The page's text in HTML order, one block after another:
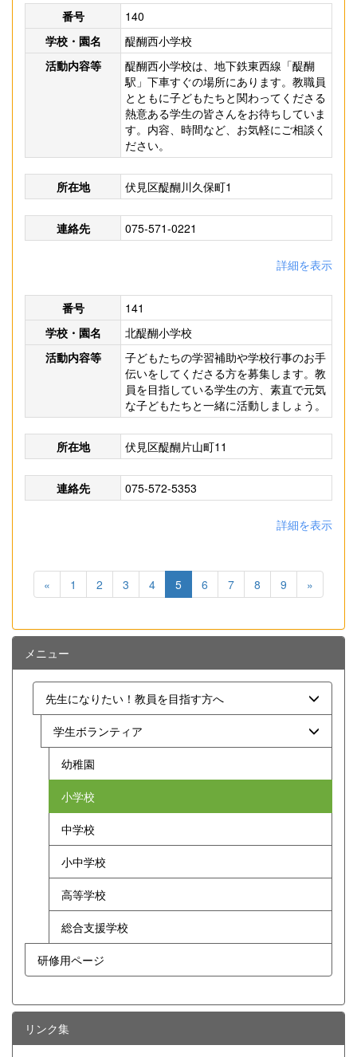
番号
140
学校・園名
醍醐西小学校
活動内容等
醍醐西小学校は、地下鉄東西線「醍醐
駅」下車すぐの場所にあります。教職員
とともに子どもたちと関わってくださる
熱意ある学生の皆さんをお待ちしていま
す。内容、時間など、お気軽にご相談く
ださい。
所在地 伏見区醍醐川久保町1
連絡先 075-571-0221
詳細を表示
番号
141
学校・園名
北醍醐小学校
活動内容等
子どもたちの学習補助や学校行事のお手
伝いをしてくださる方を募集します。教
員を目指している学生の方、素直で元気
な子どもたちと一緒に活動しましょう。
所在地 伏見区醍醐片山町11
連絡先 075-572-5353
詳細を表示
« 1 2 3 4 5 6 7 8 9 »
メニュー
先生になりたい！教員を目指す方へ
学生ボランティア
幼稚園
小学校
中学校
小中学校
高等学校
総合支援学校
研修用ページ
リンク集